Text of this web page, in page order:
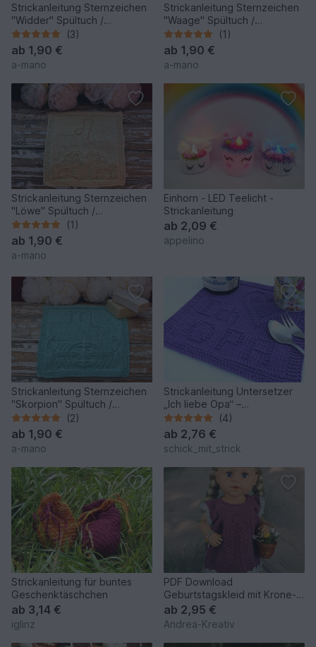
Strickanleitung Sternzeichen
"Widder" Spültuch /
Waschlappen - ganz einfach
(3)
ab 1,90 €
a-mano
Strickanleitung Sternzeichen
"Waage" Spültuch /
Waschlappen - einfach
(1)
ab 1,90 €
a-mano
Strickanleitung Sternzeichen
"Löwe" Spültuch /
Waschlappen - einfach
(1)
ab 1,90 €
a-mano
Einhorn - LED Teelicht -
Strickanleitung
ab 2,09 €
appelino
Strickanleitung Sternzeichen
"Skorpion" Spültuch /
Waschlappen - einfach
(2)
ab 1,90 €
a-mano
Strickanleitung Untersetzer
„Ich liebe Opa“ –
selbstgemachtes Geschenk
PDF
(4)
ab 2,76 €
schick_mit_strick
Strickanleitung für buntes
Geschenktäschchen
ab 3,14 €
iglinz
PDF Download
Geburtstagskleid mit Krone-
Nelia
ab 2,95 €
Andrea-Kreativ